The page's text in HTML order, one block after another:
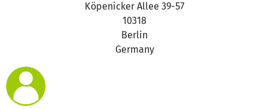
Köpenicker Allee 39-57
10318
Berlin
Germany